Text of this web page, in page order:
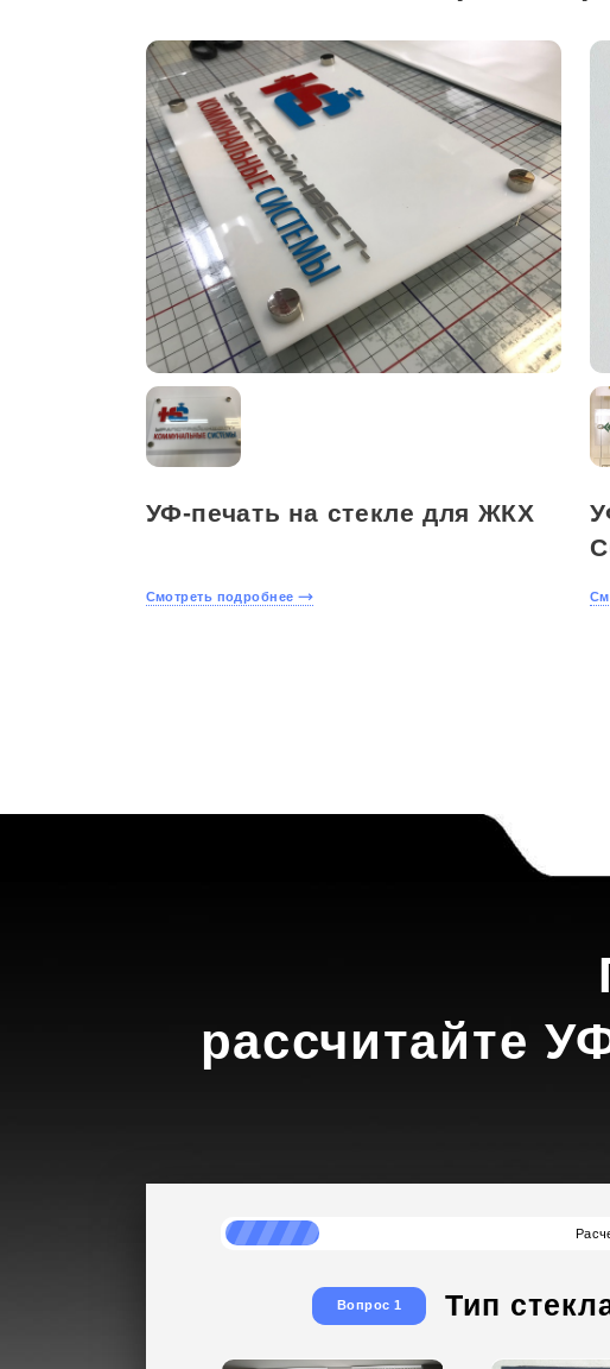
УФ-печать на стекле для ЖКХ
Смотреть подробнее
рассчитайте
Вопрос 1 Тип